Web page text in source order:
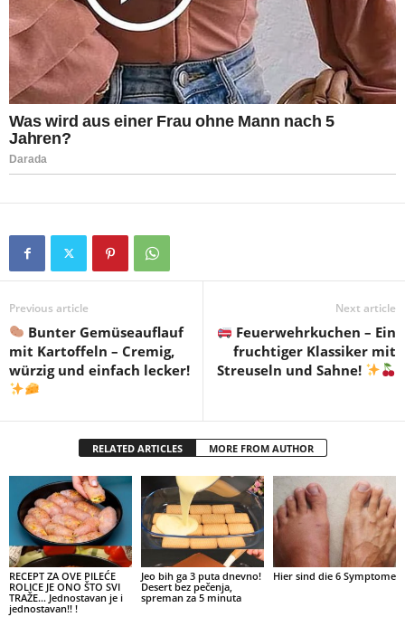
Previous article
Bunter Gemüseauflauf
mit Kartoffeln – Cremig,
würzig und einfach lecker!
Next article
Feuerwehrkuchen – Ein
fruchtiger Klassiker mit
Streuseln und Sahne!
RELATED ARTICLES MORE FROM AUTHOR
RECEPT ZA OVE PILEĆE
ROLICE JE ONO ŠTO SVI
TRAŽE… Jednostavan je i
jednostavan!! !
Jeo bih ga 3 puta dnevno!
Desert bez pečenja,
spreman za 5 minuta
Hier sind die 6 Symptome